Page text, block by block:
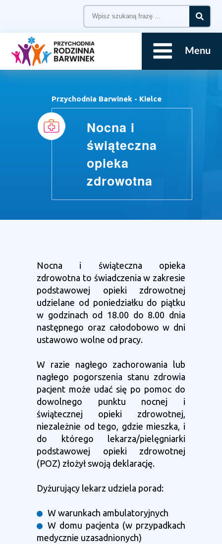
Menu
Przychodnia Barwinek - Kielce
Nocna i
świąteczna
opieka
zdrowotna
Nocna i świąteczna opieka
zdrowotna to świadczenia w zakresie
podstawowej opieki zdrowotnej
udzielane od poniedziałku do piątku
w godzinach od 18.00 do 8.00 dnia
następnego oraz całodobowo w dni
ustawowo wolne od pracy.
W razie nagłego zachorowania lub
nagłego pogorszenia stanu zdrowia
pacjent może udać się po pomoc do
dowolnego punktu nocnej i
świątecznej opieki zdrowotnej,
niezależnie od tego, gdzie mieszka, i
do którego lekarza/pielęgniarki
podstawowej opieki zdrowotnej
(POZ) złożył swoją deklarację.
Dyżurujący lekarz udziela porad:
W warunkach ambulatoryjnych
W domu pacjenta (w przypadkach
medycznie uzasadnionych)